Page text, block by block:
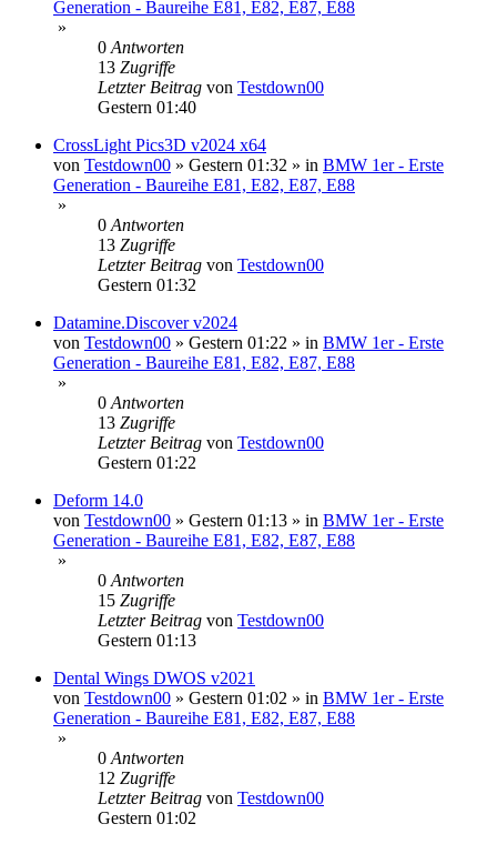
Generation - Baureihe E81, E82, E87, E88
»
0 Antworten
13 Zugriffe
Letzter Beitrag von Testdown00
Gestern 01:40
CrossLight Pics3D v2024 x64
von Testdown00 » Gestern 01:32 » in BMW 1er - Erste
Generation - Baureihe E81, E82, E87, E88
»
0 Antworten
13 Zugriffe
Letzter Beitrag von Testdown00
Gestern 01:32
Datamine.Discover v2024
von Testdown00 » Gestern 01:22 » in BMW 1er - Erste
Generation - Baureihe E81, E82, E87, E88
»
0 Antworten
13 Zugriffe
Letzter Beitrag von Testdown00
Gestern 01:22
Deform 14.0
von Testdown00 » Gestern 01:13 » in BMW 1er - Erste
Generation - Baureihe E81, E82, E87, E88
»
0 Antworten
15 Zugriffe
Letzter Beitrag von Testdown00
Gestern 01:13
Dental Wings DWOS v2021
von Testdown00 » Gestern 01:02 » in BMW 1er - Erste
Generation - Baureihe E81, E82, E87, E88
»
0 Antworten
12 Zugriffe
Letzter Beitrag von Testdown00
Gestern 01:02